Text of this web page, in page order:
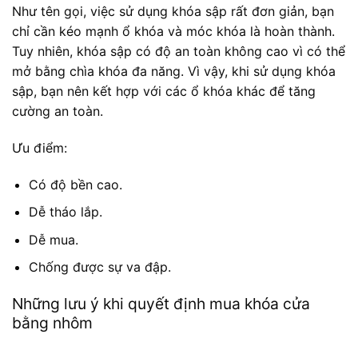
Như tên gọi, việc sử dụng khóa sập rất đơn giản, bạn
chỉ cần kéo mạnh ổ khóa và móc khóa là hoàn thành.
Tuy nhiên, khóa sập có độ an toàn không cao vì có thể
mở bằng chìa khóa đa năng. Vì vậy, khi sử dụng khóa
sập, bạn nên kết hợp với các ổ khóa khác để tăng
cường an toàn.
Ưu điểm:
Có độ bền cao.
Dễ tháo lắp.
Dễ mua.
Chống được sự va đập.
Những lưu ý khi quyết định mua khóa cửa
bằng nhôm